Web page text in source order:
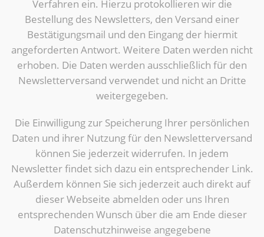
Verfahren ein. Hierzu protokollieren wir die
Bestellung des Newsletters, den Versand einer
Bestätigungsmail und den Eingang der hiermit
angeforderten Antwort. Weitere Daten werden nicht
erhoben. Die Daten werden ausschließlich für den
Newsletterversand verwendet und nicht an Dritte
weitergegeben.
Die Einwilligung zur Speicherung Ihrer persönlichen
Daten und ihrer Nutzung für den Newsletterversand
können Sie jederzeit widerrufen. In jedem
Newsletter findet sich dazu ein entsprechender Link.
Außerdem können Sie sich jederzeit auch direkt auf
dieser Webseite abmelden oder uns Ihren
entsprechenden Wunsch über die am Ende dieser
Datenschutzhinweise angegebene